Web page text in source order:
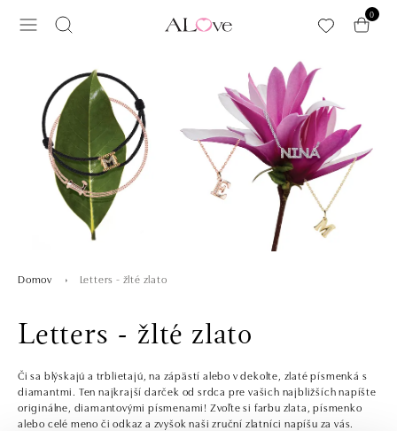
0
Domov Letters - žlté zlato
Letters - žlté zlato
Či sa blýskajú a trblietajú, na zápästí alebo v dekolte, zlaté písmenká s
diamantmi. Ten najkrajší darček od srdca pre vašich najbližších napíšte
originálne, diamantovými písmenami! Zvoľte si farbu zlata, písmenko
alebo celé meno či odkaz a zvyšok naši zruční zlatníci napíšu za vás.